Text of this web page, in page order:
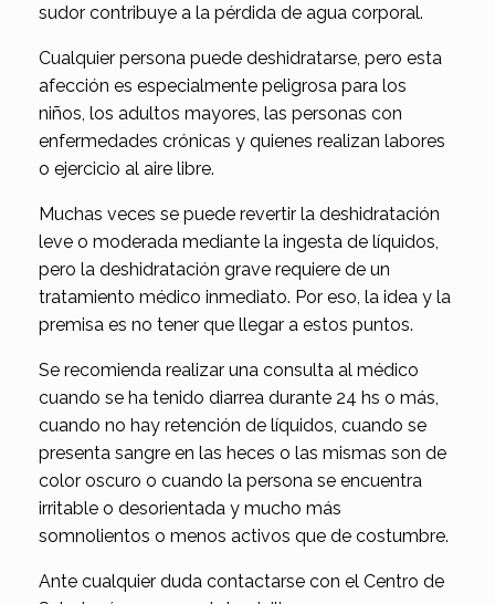
sudor contribuye a la pérdida de agua corporal.
Cualquier persona puede deshidratarse, pero esta
afección es especialmente peligrosa para los
niños, los adultos mayores, las personas con
enfermedades crónicas y quienes realizan labores
o ejercicio al aire libre.
Muchas veces se puede revertir la deshidratación
leve o moderada mediante la ingesta de líquidos,
pero la deshidratación grave requiere de un
tratamiento médico inmediato. Por eso, la idea y la
premisa es no tener que llegar a estos puntos.
Se recomienda realizar una consulta al médico
cuando se ha tenido diarrea durante 24 hs o más,
cuando no hay retención de líquidos, cuando se
presenta sangre en las heces o las mismas son de
color oscuro o cuando la persona se encuentra
irritable o desorientada y mucho más
somnolientos o menos activos que de costumbre.
Ante cualquier duda contactarse con el Centro de